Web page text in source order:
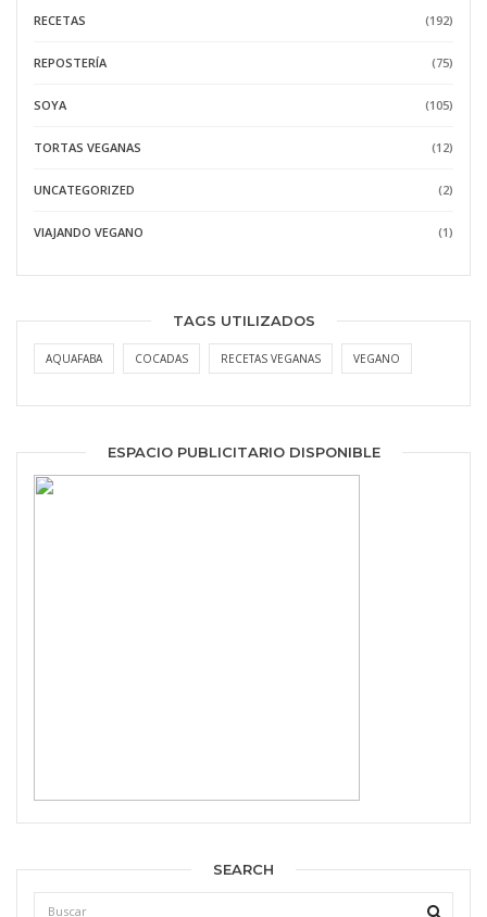
RECETAS (192)
REPOSTERÍA (75)
SOYA (105)
TORTAS VEGANAS (12)
UNCATEGORIZED (2)
VIAJANDO VEGANO (1)
TAGS UTILIZADOS
AQUAFABA COCADAS RECETAS VEGANAS VEGANO
ESPACIO PUBLICITARIO DISPONIBLE
SEARCH